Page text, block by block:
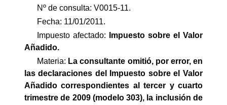
Nº de consulta: V0015-11.
Fecha: 11/01/2011.
Impuesto afectado:
Impuesto sobre el Valor
Añadido.
Materia: La consultante omitió, por error, en
las declaraciones del Impuesto sobre el Valor
Añadido correspondientes al tercer y cuarto
trimestre de 2009 (modelo 303), la inclusión de